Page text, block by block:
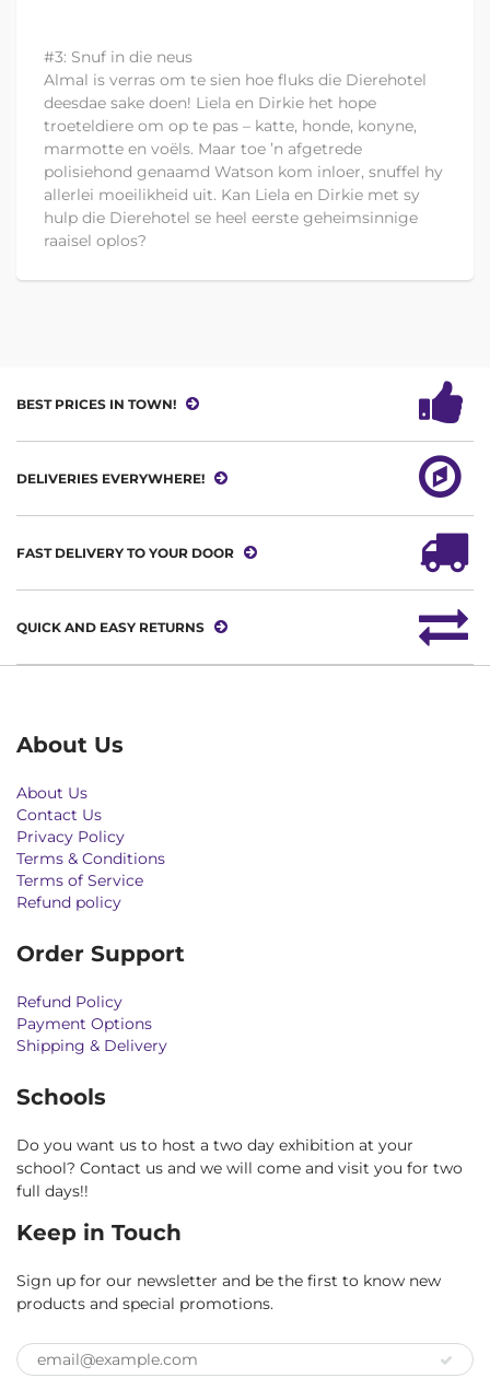
#3: Snuf in die neus
Almal is verras om te sien hoe fluks die Dierehotel
deesdae sake doen! Liela en Dirkie het hope
troeteldiere om op te pas – katte, honde, konyne,
marmotte en voëls. Maar toe ’n afgetrede
polisiehond genaamd Watson kom inloer, snuffel hy
allerlei moeilikheid uit. Kan Liela en Dirkie met sy
hulp die Dierehotel se heel eerste geheimsinnige
raaisel oplos?
BEST PRICES IN TOWN!
DELIVERIES EVERYWHERE!
FAST DELIVERY TO YOUR DOOR
QUICK AND EASY RETURNS
About Us
About Us
Contact Us
Privacy Policy
Terms & Conditions
Terms of Service
Refund policy
Order Support
Refund Policy
Payment Options
Shipping & Delivery
Schools
Do you want us to host a two day exhibition at your
school? Contact us and we will come and visit you for two
full days!!
Keep in Touch
Sign up for our newsletter and be the first to know new
products and special promotions.